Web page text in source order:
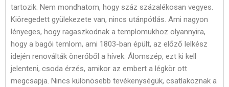
tartozik. Nem mondhatom, hogy száz százalékosan vegyes.
Kiöregedett gyülekezete van, nincs utánpótlás. Ami nagyon
lényeges, hogy ragaszkodnak a templomukhoz olyannyira,
hogy a bagói temlom, ami 1803-ban épült, az előző lelkész
idején renoválták önerőből a hívek. Álomszép, ezt ki kell
jelenteni, csoda érzés, amikor az embert a légkör ott
megcsapja. Nincs különösebb tevékenységük, csatlakoznak a